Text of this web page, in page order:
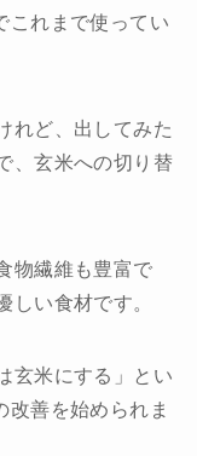
これまで使ってい
れど、出してみた
、玄米への切り替
物繊維も豊富で
い食材です。
玄米にする」とい
改善を始められま